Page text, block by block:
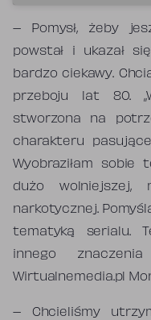
– Pomysł, żeby
powstał i ukazał
bardzo ciekawy.
przeboju lat 80.
stworzona na
charakteru
Wyobraziłam sobie
dużo wolniejszej,
narkotycznej.
tematyką serialu.
innego
Wirtualnemedia.pl
– Chcieliśmy